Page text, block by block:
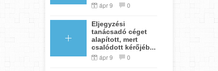
ápr 9 0
Eljegyzési
tanácsadó céget
alapított, mert
csalódott kérőjéb...
ápr 9 0